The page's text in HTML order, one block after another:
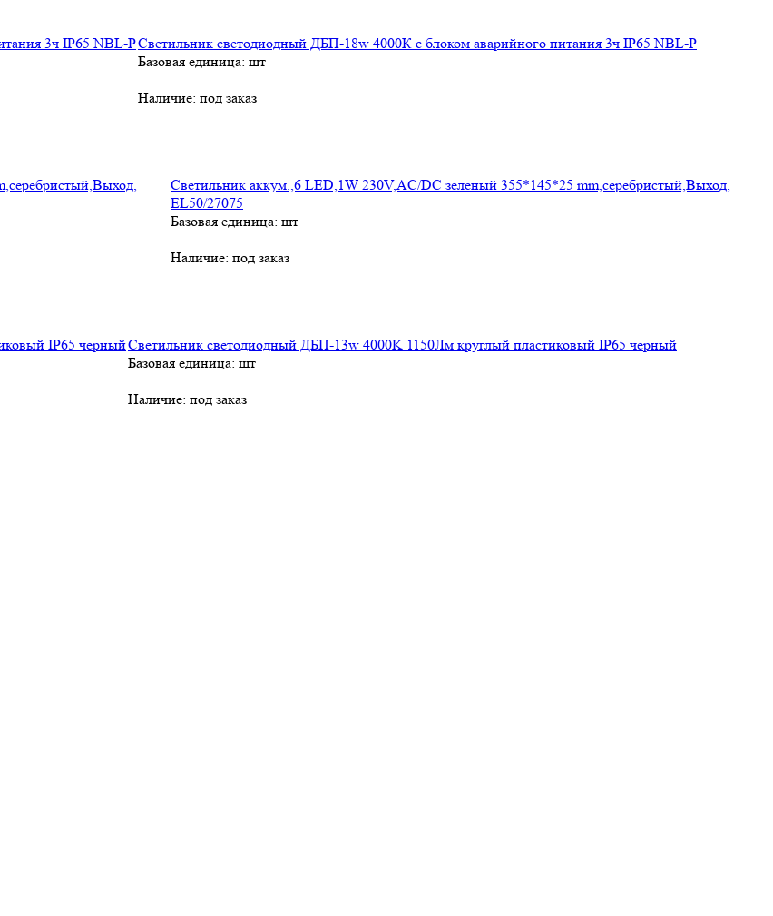
Светильник светодиодный ДБП-18w 4000К с блоком аварийного питания 3ч IP65 NBL-P
Базовая единица: шт
Наличие: под заказ
Светильник аккум.,6 LED,1W 230V,AC/DC зеленый 355*145*25 mm,серебристый,Выход,
EL50/27075
Базовая единица: шт
Наличие: под заказ
Светильник светодиодный ДБП-13w 4000K 1150Лм круглый пластиковый IP65 черный
Базовая единица: шт
Наличие: под заказ